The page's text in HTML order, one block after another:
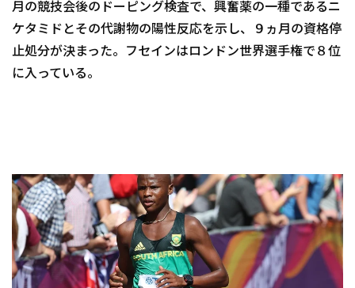
月の競技会後のドーピング検査で、興奮薬の一種であるニ
ケタミドとその代謝物の陽性反応を示し、９ヵ月の資格停
止処分が決まった。フセインはロンドン世界選手権で８位
に入っている。